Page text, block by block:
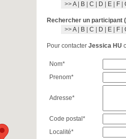
>>A| B C D E F
Rechercher un participant
>>A| B C D E F
Pour contacter Jessica HU
Nom*
Prenom*
Adresse*
Code postal*
Localité*